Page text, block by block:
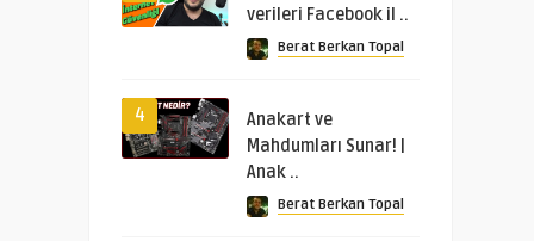
verileri Facebook il ..
Berat Berkan Topal
4
Anakart ve
Mahdumları Sunar! |
Anak ..
Berat Berkan Topal